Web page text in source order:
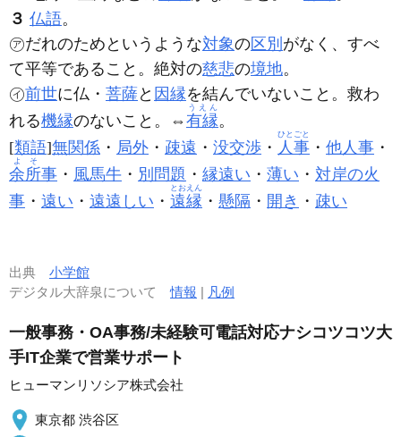
３ 仏語。
㋐だれのためというような対象の区別 がなく、すべ
て平等であること。絶対の慈悲の境地。
㋑前世に仏・ 菩薩 と 因縁を結んでいないこと。救わ
れる機縁のないこと。⇔有縁
うえん
。
[類語]無関係 ・ 局外 ・ 疎遠 ・ 没交渉 ・ 人事
ひとごと
・ 他人事 ・
余所
よそ
事 ・ 風馬牛 ・ 別問題 ・ 縁遠い ・ 薄い ・ 対岸の火
事 ・ 遠い ・ 遠遠しい ・ 遠縁
とおえん
・ 懸隔 ・ 開き ・ 疎い
出典 小学館
デジタル大辞泉について情報 | 凡例
一般事務・OA事務/未経験可電話対応ナシコツコツ大
手IT企業で営業サポート
ヒューマンリソシア株式会社
東京都 渋谷区